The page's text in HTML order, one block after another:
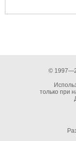
©
только при